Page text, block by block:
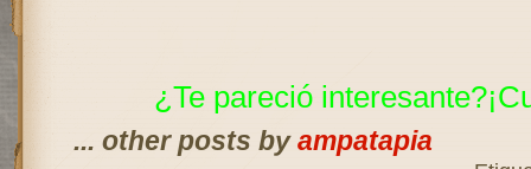
¿Te pareció
... other posts byampatapia